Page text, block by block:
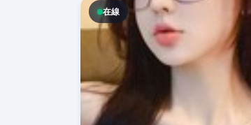
在線